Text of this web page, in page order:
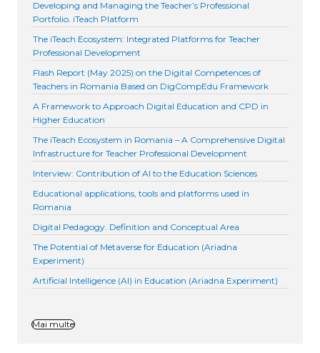
Developing and Managing the Teacher’s Professional
Portfolio. iTeach Platform
The iTeach Ecosystem: Integrated Platforms for Teacher
Professional Development
Flash Report (May 2025) on the Digital Competences of
Teachers in Romania Based on DigCompEdu Framework
A Framework to Approach Digital Education and CPD in
Higher Education
The iTeach Ecosystem in Romania – A Comprehensive Digital
Infrastructure for Teacher Professional Development
Interview: Contribution of AI to the Education Sciences
Educational applications, tools and platforms used in
Romania
Digital Pedagogy. Definition and Conceptual Area
The Potential of Metaverse for Education (Ariadna
Experiment)
Artificial Intelligence (AI) in Education (Ariadna Experiment)
Mai multe